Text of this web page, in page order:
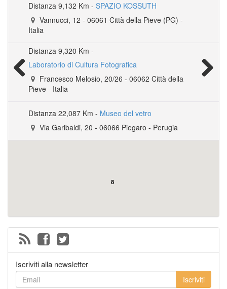
Distanza 9,132 Km - SPAZIO KOSSUTH
Vannucci, 12 - 06061 Città della Pieve (PG) -
Italia
Distanza 9,320 Km -
Laboratorio di Cultura Fotografica
Francesco Melosio, 20/26 - 06062 Città della
Pieve - Italia
Distanza 22,087 Km - Museo del vetro
Via Garibaldi, 20 - 06066 Piegaro - Perugia
Centro Convegni - Auditorium Sant'Agostino
Via Guelfa, 40
Via Nazionale, 42- Cortona- Arezzo
Via della Repubblica, 39- Foiano della Chiana
Italia
L’ASCENSORE
Vicolo Niscemi, 8-Acquapendente- Viterbo
Italia
Previous
8
Iscriviti alla newsletter
Iscriviti